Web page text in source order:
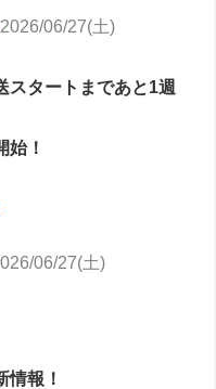
2026/06/27(土)
スタートまであと1週
始！
06/27(土)
情報！